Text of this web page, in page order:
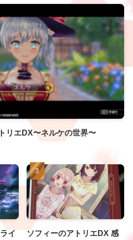
リエDX〜ネルケの世界〜
イ
ソフィーのアトリエDX 感